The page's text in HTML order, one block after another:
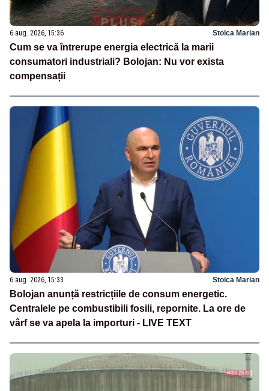
6 aug. 2026, 15:36 Stoica Marian
Cum se va întrerupe energia electrică la marii
consumatori industriali? Bolojan: Nu vor exista
compensații
6 aug. 2026, 15:33 Stoica Marian
Bolojan anunță restricțiile de consum energetic.
Centralele pe combustibili fosili, repornite. La ore de
vârf se va apela la importuri - LIVE TEXT